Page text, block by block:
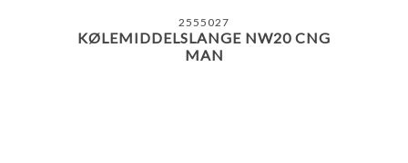
2555027
KØLEMIDDELSLANGE NW20 CNG
MAN